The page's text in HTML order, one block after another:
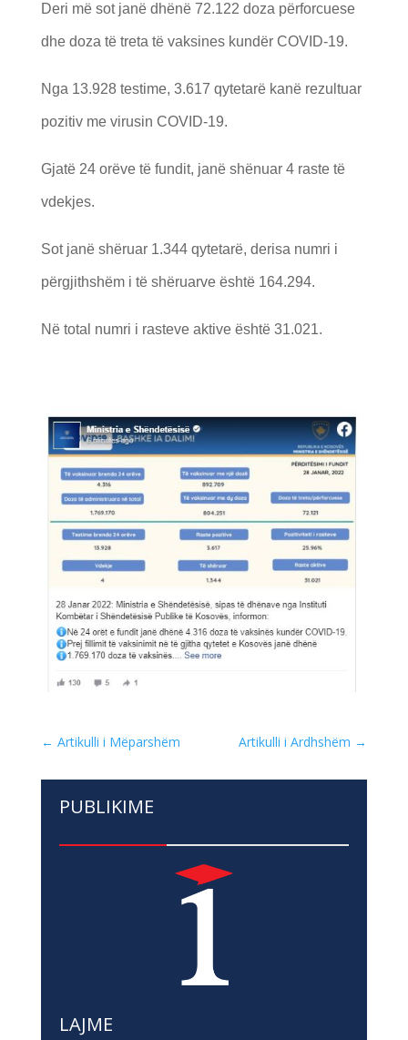
Deri më sot janë dhënë 72.122 doza përforcuese
dhe doza të treta të vaksines kundër COVID-19.
Nga 13.928 testime, 3.617 qytetarë kanë rezultuar
pozitiv me virusin COVID-19.
Gjatë 24 orëve të fundit, janë shënuar 4 raste të
vdekjes.
Sot janë shëruar 1.344 qytetarë, derisa numri i
përgjithshëm i të shëruarve është 164.294.
Në total numri i rasteve aktive është 31.021.
← Artikulli i Mëparshëm Artikulli i Ardhshëm →
PUBLIKIME
LAJME